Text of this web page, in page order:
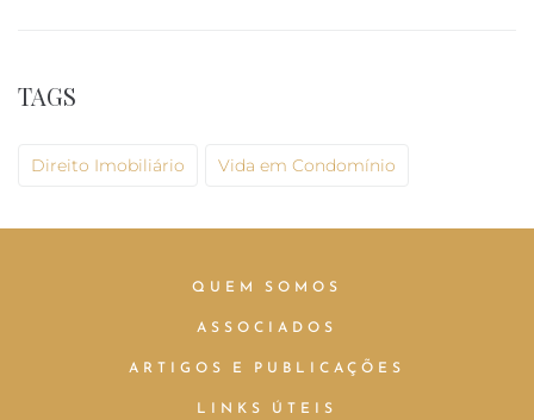
TAGS
Direito Imobiliário Vida em Condomínio
QUEM SOMOS
ASSOCIADOS
ARTIGOS E PUBLICAÇÕES
LINKS ÚTEIS